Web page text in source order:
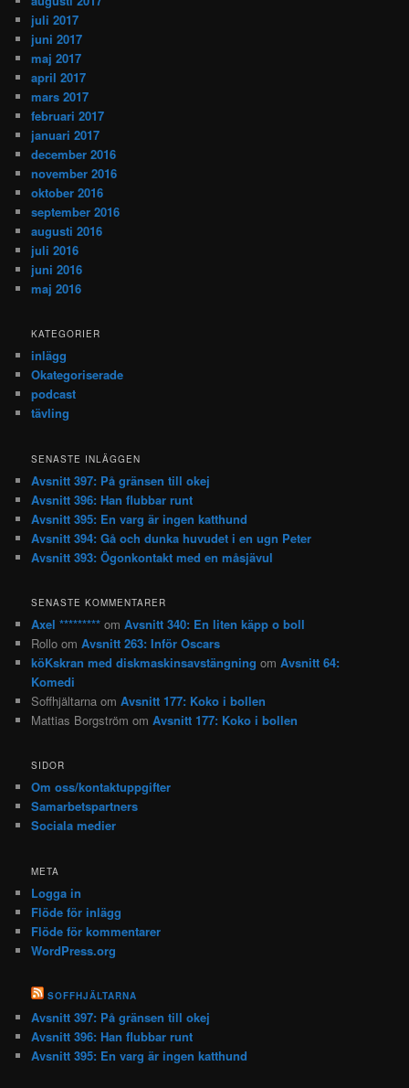
juli 2017
juni 2017
maj 2017
april 2017
mars 2017
februari 2017
januari 2017
december 2016
november 2016
oktober 2016
september 2016
augusti 2016
juli 2016
juni 2016
maj 2016
KATEGORIER
inlägg
Okategoriserade
podcast
tävling
SENASTE INLÄGGEN
Avsnitt 397: På gränsen till okej
Avsnitt 396: Han flubbar runt
Avsnitt 395: En varg är ingen katthund
Avsnitt 394: Gå och dunka huvudet i en ugn Peter
Avsnitt 393: Ögonkontakt med en måsjävul
SENASTE KOMMENTARER
Axel ********* omAvsnitt 340: En liten käpp o boll
Rollo omAvsnitt 263: Inför Oscars
köKskran med diskmaskinsavstängning omAvsnitt 64:
Komedi
Soffhjältarna omAvsnitt 177: Koko i bollen
Mattias Borgström omAvsnitt 177: Koko i bollen
SIDOR
Om oss/kontaktuppgifter
Samarbetspartners
Sociala medier
META
Logga in
Flöde för inlägg
Flöde för kommentarer
WordPress.org
SOFFHJÄLTARNA
Avsnitt 397: På gränsen till okej
Avsnitt 396: Han flubbar runt
Avsnitt 395: En varg är ingen katthund